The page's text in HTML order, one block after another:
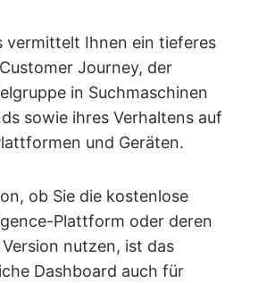
vermittelt Ihnen ein tieferes
Journey, der
in Suchmaschinen
sowie ihres Verhaltens auf
und Geräten.
ob Sie die kostenlose
Plattform oder deren
nutzen, ist das
Dashboard auch für